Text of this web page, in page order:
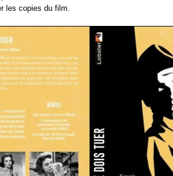
les copies du film.